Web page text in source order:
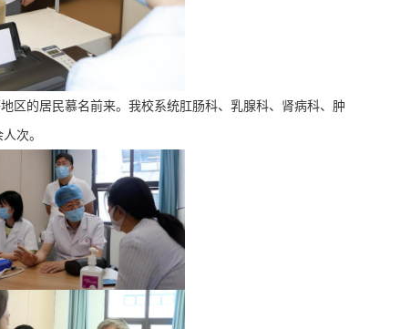
区的居民慕名前来。我校系统肛肠科、乳腺科、肾病科、肿
人次。